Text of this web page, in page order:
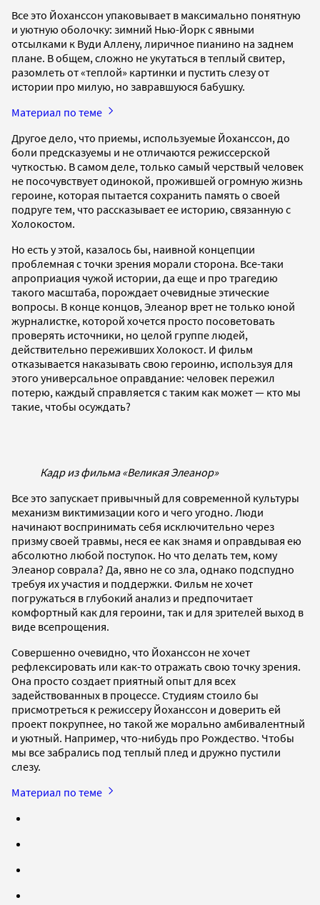
Все это Йоханссон упаковывает в максимально понятную
и уютную оболочку: зимний Нью-Йорк с явными
отсылками к Вуди Аллену, лиричное пианино на заднем
плане. В общем, сложно не укутаться в теплый свитер,
разомлеть от «теплой» картинки и пустить слезу от
истории про милую, но завравшуюся бабушку.
Материал по теме
Другое дело, что приемы, используемые Йоханссон, до
боли предсказуемы и не отличаются режиссерской
чуткостью. В самом деле, только самый черствый человек
не посочувствует одинокой, прожившей огромную жизнь
героине, которая пытается сохранить память о своей
подруге тем, что рассказывает ее историю, связанную с
Холокостом.
Но есть у этой, казалось бы, наивной концепции
проблемная с точки зрения морали сторона. Все-таки
апроприация чужой истории, да еще и про трагедию
такого масштаба, порождает очевидные этические
вопросы. В конце концов, Элеанор врет не только юной
журналистке, которой хочется просто посоветовать
проверять источники, но целой группе людей,
действительно переживших Холокост. И фильм
отказывается наказывать свою героиню, используя для
этого универсальное оправдание: человек пережил
потерю, каждый справляется с таким как может — кто мы
такие, чтобы осуждать?
Кадр из фильма «Великая Элеанор»
Все это запускает привычный для современной культуры
механизм виктимизации кого и чего угодно. Люди
начинают воспринимать себя исключительно через
призму своей травмы, неся ее как знамя и оправдывая ею
абсолютно любой поступок. Но что делать тем, кому
Элеанор соврала? Да, явно не со зла, однако подспудно
требуя их участия и поддержки. Фильм не хочет
погружаться в глубокий анализ и предпочитает
комфортный как для героини, так и для зрителей выход в
виде всепрощения.
Совершенно очевидно, что Йоханссон не хочет
рефлексировать или как-то отражать свою точку зрения.
Она просто создает приятный опыт для всех
задействованных в процессе. Студиям стоило бы
присмотреться к режиссеру Йоханссон и доверить ей
проект покрупнее, но такой же морально амбивалентный
и уютный. Например, что-нибудь про Рождество. Чтобы
мы все забрались под теплый плед и дружно пустили
слезу.
Материал по теме